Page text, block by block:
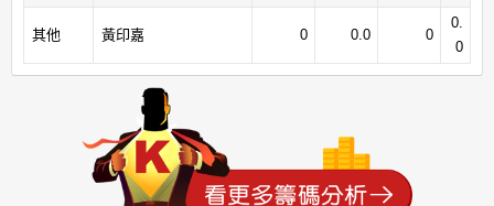
其他 黃印嘉 0 0.0 0
0.
0